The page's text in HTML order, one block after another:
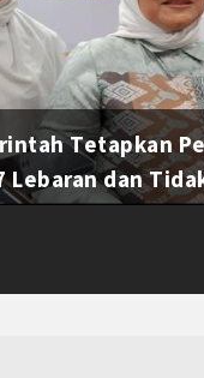
Tetapkan
Lebaran dan